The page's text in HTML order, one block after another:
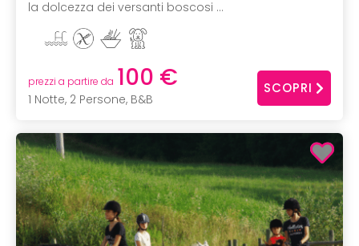
la dolcezza dei versanti boscosi ...
prezzi a partire da 100 €
1 Notte, 2 Persone, B&B
SCOPRI